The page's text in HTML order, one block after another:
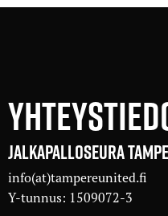
JALKAPALLOSEURA
info(at)tampereunited.fi
Y-tunnus: 1509072-3